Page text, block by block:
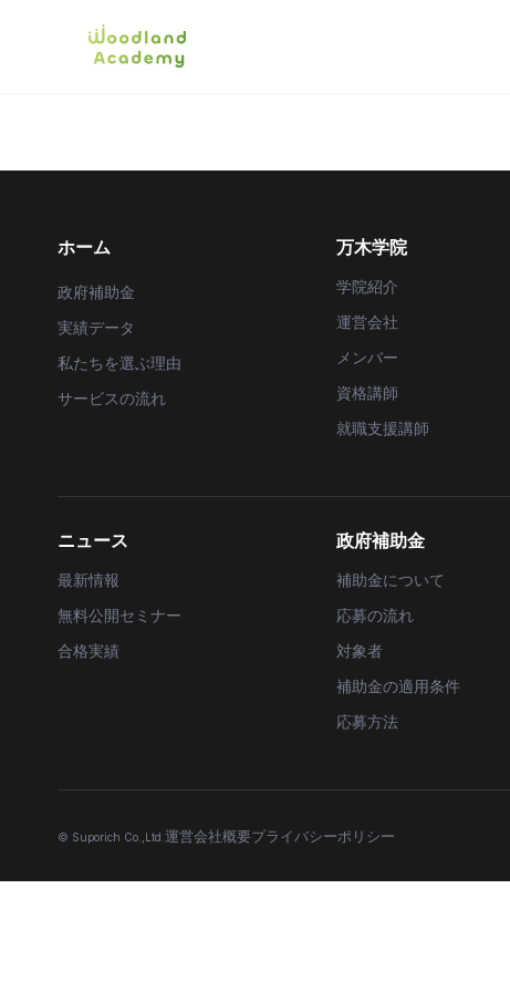
ホーム
政府補助金
実績データ
私たちを選ぶ理由
サービスの流れ
万木学院
学院紹介
運営会社
メンバー
資格講師
就職支援講師
ニュース
最新情報
無料公開セミナー
合格実績
政府補助金
補助金について
応募の流れ
対象者
補助金の適用条件
応募方法
© Suporich Co.,Ltd. 運営会社概要プライバシーポリシー